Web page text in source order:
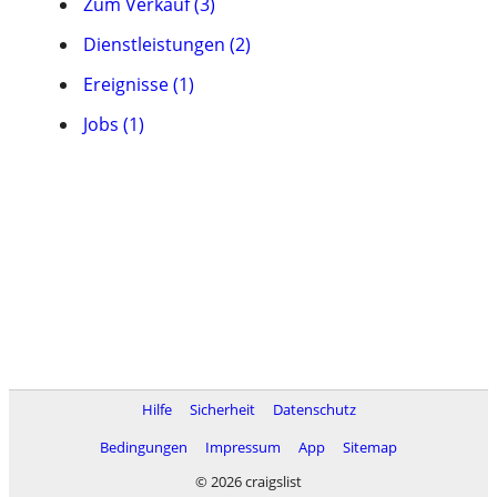
Dienstleistungen (2)
Ereignisse (1)
Jobs (1)
Hilfe Sicherheit
Datenschutz
Bedingungen
Impressum App
Sitemap
© 2026 craigslist